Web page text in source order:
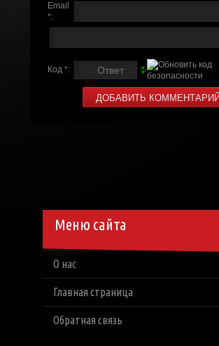
Email
*:
Код *:
Меню сайта
О нас
Главная страница
Обратная связь